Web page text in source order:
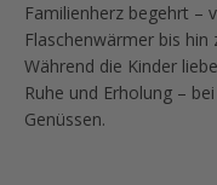
Familienherz begehrt –
Flaschenwärmer bis
Während die Kinder
Ruhe und Erholung –
Genüssen.